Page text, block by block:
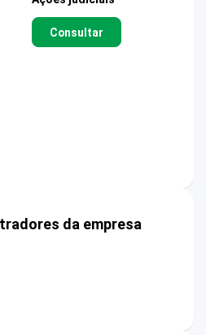
Consultar
da empresa